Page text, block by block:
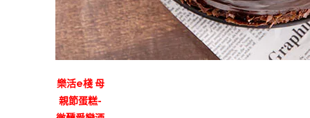
樂活e棧 母
親節蛋糕-